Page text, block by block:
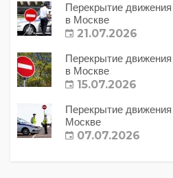
Перекрытие
в Москве
21.07.2026
Перекрытие
в Москве
15.07.2026
Перекрытие
Москве
07.07.2026